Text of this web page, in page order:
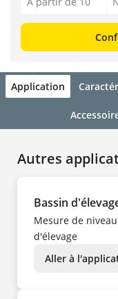
Application
Autres
Bassin
Mesure de
d'élevage
Aller à